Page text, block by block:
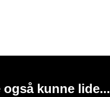
kunne lide...